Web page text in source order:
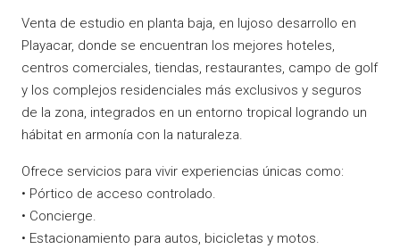
Venta de estudio en planta baja, en lujoso desarrollo en
Playacar, donde se encuentran los mejores hoteles,
centros comerciales, tiendas, restaurantes, campo de golf
y los complejos residenciales más exclusivos y seguros
de la zona, integrados en un entorno tropical logrando un
hábitat en armonía con la naturaleza.
Ofrece servicios para vivir experiencias únicas como:
• Pórtico de acceso controlado.
• Concierge.
• Estacionamiento para autos, bicicletas y motos.